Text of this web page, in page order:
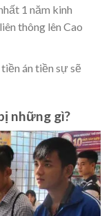
1 năm kinh
thông lên Cao
án tiền sự sẽ
những gì?